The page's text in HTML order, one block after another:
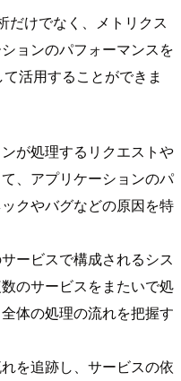
だけでなく、メトリクス
ョンのパフォーマンスを
活用することができま
が処理するリクエストや
、アプリケーションのパ
クやバグなどの原因を特
ービスで構成されるシス
のサービスをまたいで処
体の処理の流れを把握す
を追跡し、サービスの依